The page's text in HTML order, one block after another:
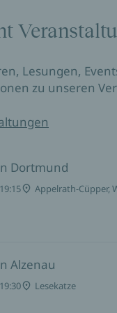
Lesungen,
zu unseren
Dortmund
19:15 Appelrath-Cüpper,
Alzenau
19:30 Lesekatze